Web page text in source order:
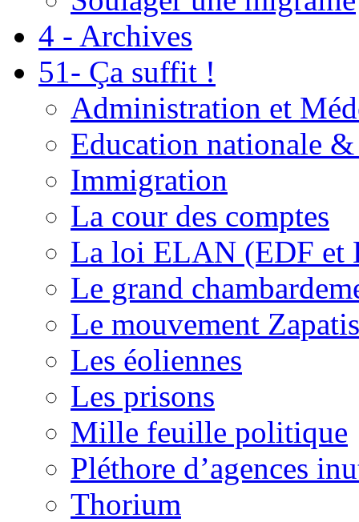
4 - Archives
51- Ça suffit !
Administration et
Education nationale
Immigration
La cour des comptes
La loi ELAN (EDF et
Le grand
Le mouvement
Les éoliennes
Les prisons
Mille feuille politique
Pléthore d’agences
Thorium